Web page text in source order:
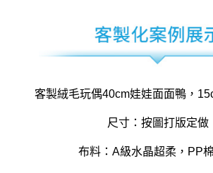
客製絨毛玩偶40cm娃娃面面鴨，
尺寸：按圖打版定做
布料：A級水晶超柔，PP